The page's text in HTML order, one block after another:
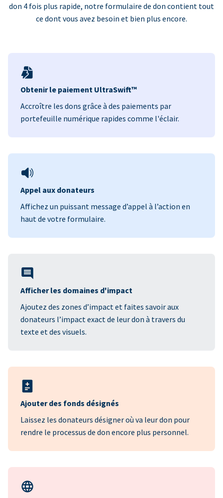
don 4 fois plus rapide, notre formulaire de don contient tout
ce dont vous avez besoin et bien plus encore.
Obtenir le paiement UltraSwift™
Accroître les dons grâce à des paiements par
portefeuille numérique rapides comme l'éclair.
Appel aux donateurs
Affichez un puissant message d’appel à l’action en
haut de votre formulaire.
Afficher les domaines d'impact
Ajoutez des zones d’impact et faites savoir aux
donateurs l’impact exact de leur don à travers du
texte et des visuels.
Ajouter des fonds désignés
Laissez les donateurs désigner où va leur don pour
rendre le processus de don encore plus personnel.